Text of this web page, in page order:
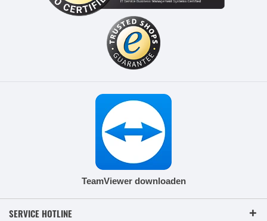
TeamViewer downloaden
SERVICE HOTLINE